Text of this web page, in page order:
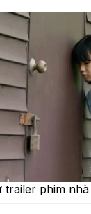
trailer phim